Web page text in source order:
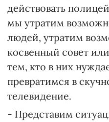
действовать
мы утратим
людей, утратим
косвенный совет
тем, кто в них
превратимся в
телевидение.
- Представим